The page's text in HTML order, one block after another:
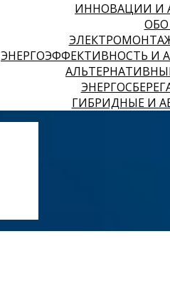
ИННОВАЦИИ И
ЭНЕРГОЭФФЕКТИВНОСТЬ И
ГИБРИДНЫЕ И